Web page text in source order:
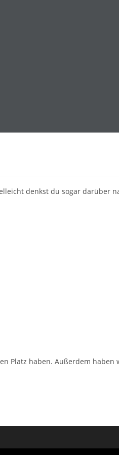
denkst du sogar darüber
Platz haben. Außerdem